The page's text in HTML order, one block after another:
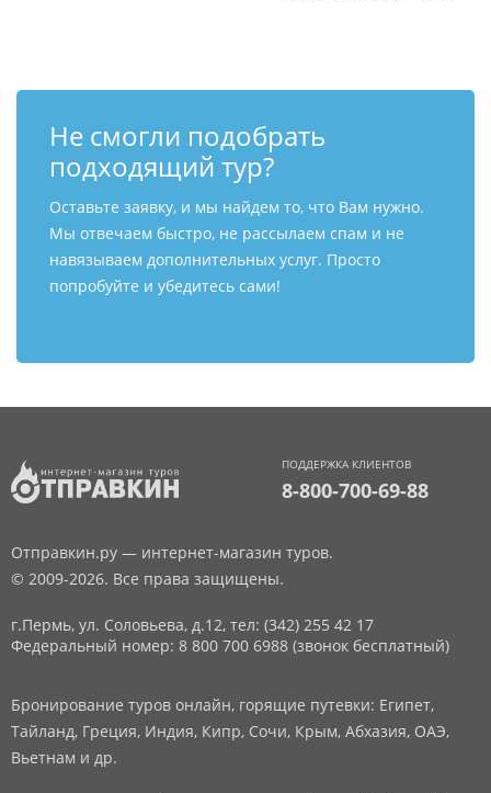
Не смогли подобрать
подходящий тур?
Оставьте заявку, и мы найдем то, что Вам нужно.
Мы отвечаем быстро, не рассылаем спам и не
навязываем дополнительных услуг. Просто
попробуйте и убедитесь сами!
ПОДДЕРЖКА КЛИЕНТОВ
8-800-700-69-88
Отправкин.ру — интернет-магазин туров.
© 2009-2026. Все права защищены.
г.Пермь, ул. Соловьева, д.12, тел: (342) 255 42 17
Федеральный номер: 8 800 700 6988 (звонок бесплатный)
Бронирование туров онлайн, горящие путевки: Египет,
Тайланд, Греция, Индия, Кипр, Сочи, Крым, Абхазия, ОАЭ,
Вьетнам и др.